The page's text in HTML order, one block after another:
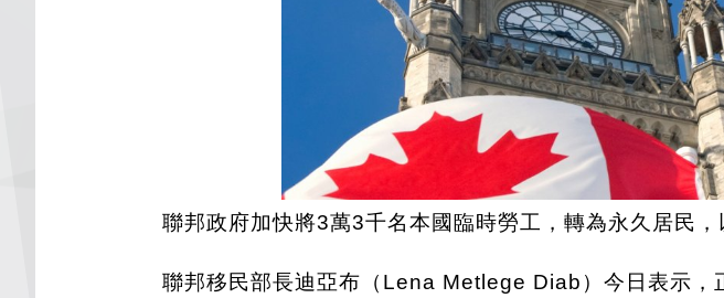
聯邦政府加快將3萬3千名本國臨時勞工，轉為永久居民
聯邦移民部長迪亞布（Lena Metlege Diab）今日表示